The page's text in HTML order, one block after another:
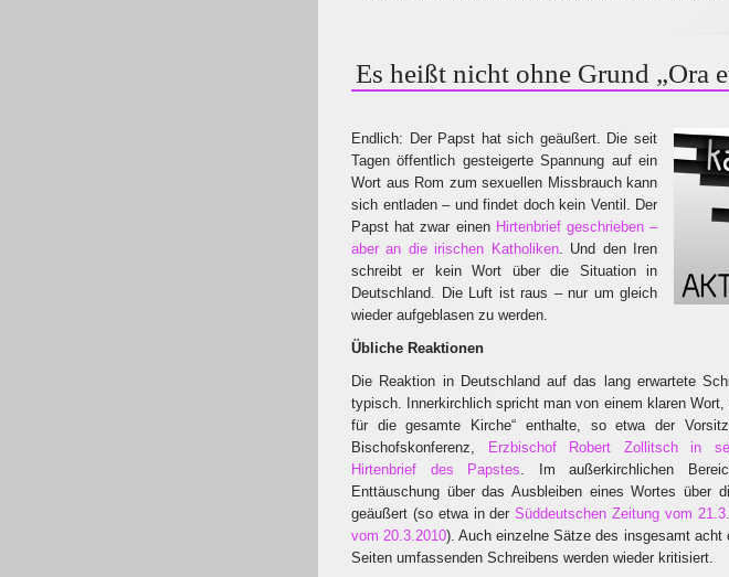
Es heißt nicht ohne Grund „Ora
Endlich: Der Papst hat sich geäußert. Die seit
Tagen öffentlich gesteigerte Spannung auf ein
Wort aus Rom zum sexuellen Missbrauch kann
sich entladen – und findet doch kein Ventil. Der
Papst hat zwar einen Hirtenbrief geschrieben –
aber an die irischen Katholiken. Und den Iren
schreibt er kein Wort über die Situation in
Deutschland. Die Luft ist raus – nur um gleich
wieder aufgeblasen zu werden.
Übliche Reaktionen
Die Reaktion in Deutschland auf das lang erwartete
typisch. Innerkirchlich spricht man von einem klaren Wort,
für die gesamte Kirche“ enthalte, so etwa der
Bischofskonferenz,
Erzbischof Robert Zollitsch in
Hirtenbrief des Papstes. Im außerkirchlichen
Enttäuschung über das Ausbleiben eines Wortes über
geäußert (so etwa in derSüddeutschen Zeitung vom
vom 20.3.2010). Auch einzelne Sätze des insgesamt acht
Seiten umfassenden Schreibens werden wieder kritisiert.